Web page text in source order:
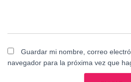
Guardar mi nombre, correo
navegador para la próxima vez que